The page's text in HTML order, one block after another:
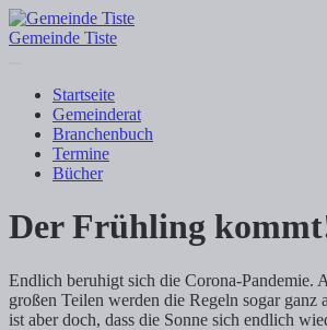
Gemeinde Tiste
Startseite
Gemeinderat
Branchenbuch
Termine
Bücher
Der Frühling
Endlich beruhigt sich die Corona-Pandemie.
großen Teilen werden die Regeln sogar ganz
ist aber doch, dass die Sonne sich endlich